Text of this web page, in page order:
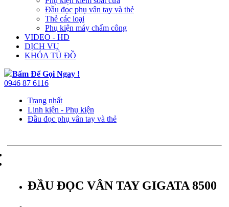
Đầu đọc phụ vân tay và thẻ
Thẻ các loại
Phụ kiện máy chấm công
VIDEO - HD
DỊCH VỤ
KHÓA TỦ ĐỒ
Bấm Để Gọi Ngay !
0946 87 6116
Trang nhất
Linh kiện - Phụ kiện
Đầu đọc phụ vân tay và thẻ
ĐẦU ĐỌC VÂN TAY GIGATA 8500